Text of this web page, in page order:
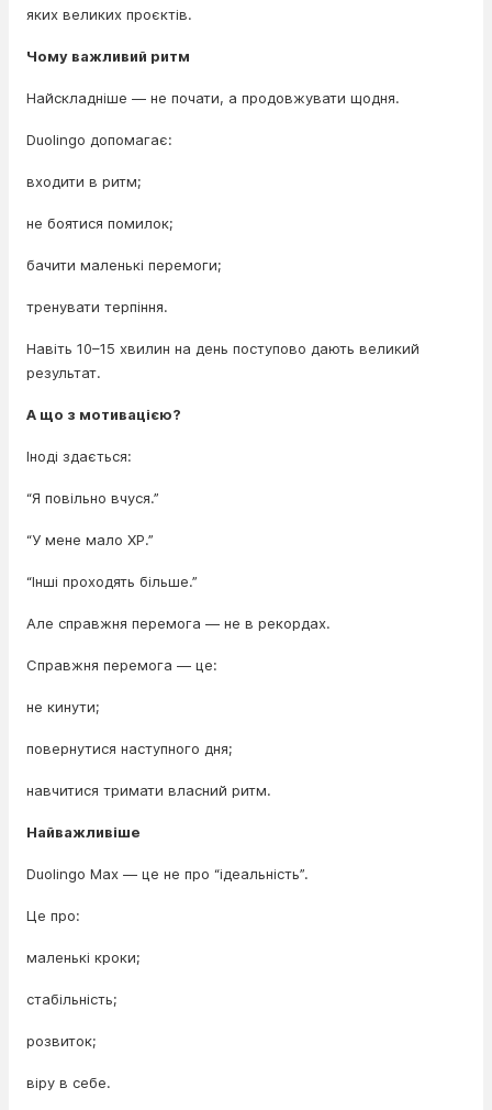
яких великих проєктів.
Чому важливий ритм
Найскладніше — не почати, а продовжувати щодня.
Duolingo допомагає:
входити в ритм;
не боятися помилок;
бачити маленькі перемоги;
тренувати терпіння.
Навіть 10–15 хвилин на день поступово дають великий
результат.
А що з мотивацією?
Іноді здається:
“Я повільно вчуся.”
“У мене мало XP.”
“Інші проходять більше.”
Але справжня перемога — не в рекордах.
Справжня перемога — це:
не кинути;
повернутися наступного дня;
навчитися тримати власний ритм.
Найважливіше
Duolingo Max — це не про “ідеальність”.
Це про:
маленькі кроки;
стабільність;
розвиток;
віру в себе.